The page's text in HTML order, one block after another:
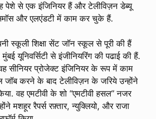
से एक इंजिनियर हैं और टेलीविज़न डेब्यू
और एलएंडटी में काम कर चुके हैं.
स्कूली शिक्षा सेंट जॉन स्कूल से पूरी की हैं
यूनिवर्सिटी से इंजीनियरिंग की पढाई की हैं.
सीनियर प्रोजेक्ट इंजिनियर के रूप में काम
करने के बाद टेलीविज़न के जरिये उन्होंने
वह एमटीवी के शो “एमटीवी हसल” नजर
मशहूर रैपर्स रफ़्तार, न्युक्लियो, और राजा